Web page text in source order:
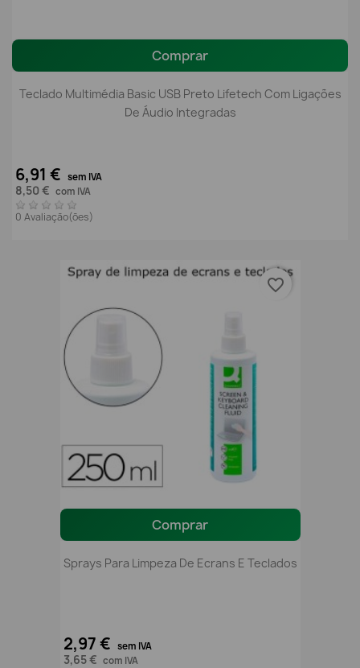
Comprar
Teclado Multimédia Basic USB Preto Lifetech Com Ligações
De Áudio Integradas
6,91 € sem IVA
8,50 € com IVA
0 Avaliação(ões)
Comprar
Sprays Para Limpeza De Ecrans E Teclados
2,97 € sem IVA
3,65 € com IVA
favorite_border